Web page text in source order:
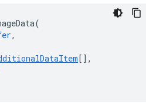
(
,
[],